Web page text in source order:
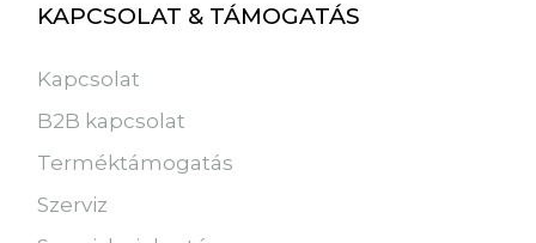
KAPCSOLAT & TÁMOGATÁS
Kapcsolat
B2B kapcsolat
Terméktámogatás
Szerviz